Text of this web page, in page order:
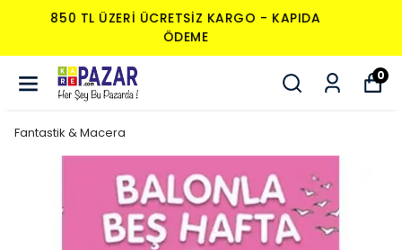
850 TL ÜZERI ÜCRETSIZ KARGO - KAPIDA
ÖDEME
0
Fantastik & Macera